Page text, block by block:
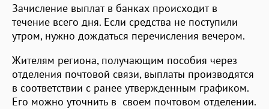
Зачисление выплат в банках происходит в
течение всего дня. Если средства не поступили
утром, нужно дождаться перечисления вечером.
Жителям региона, получающим пособия через
отделения почтовой связи, выплаты производятся
в соответствии с ранее утвержденным графиком.
Его можно уточнить в своем почтовом отделении.